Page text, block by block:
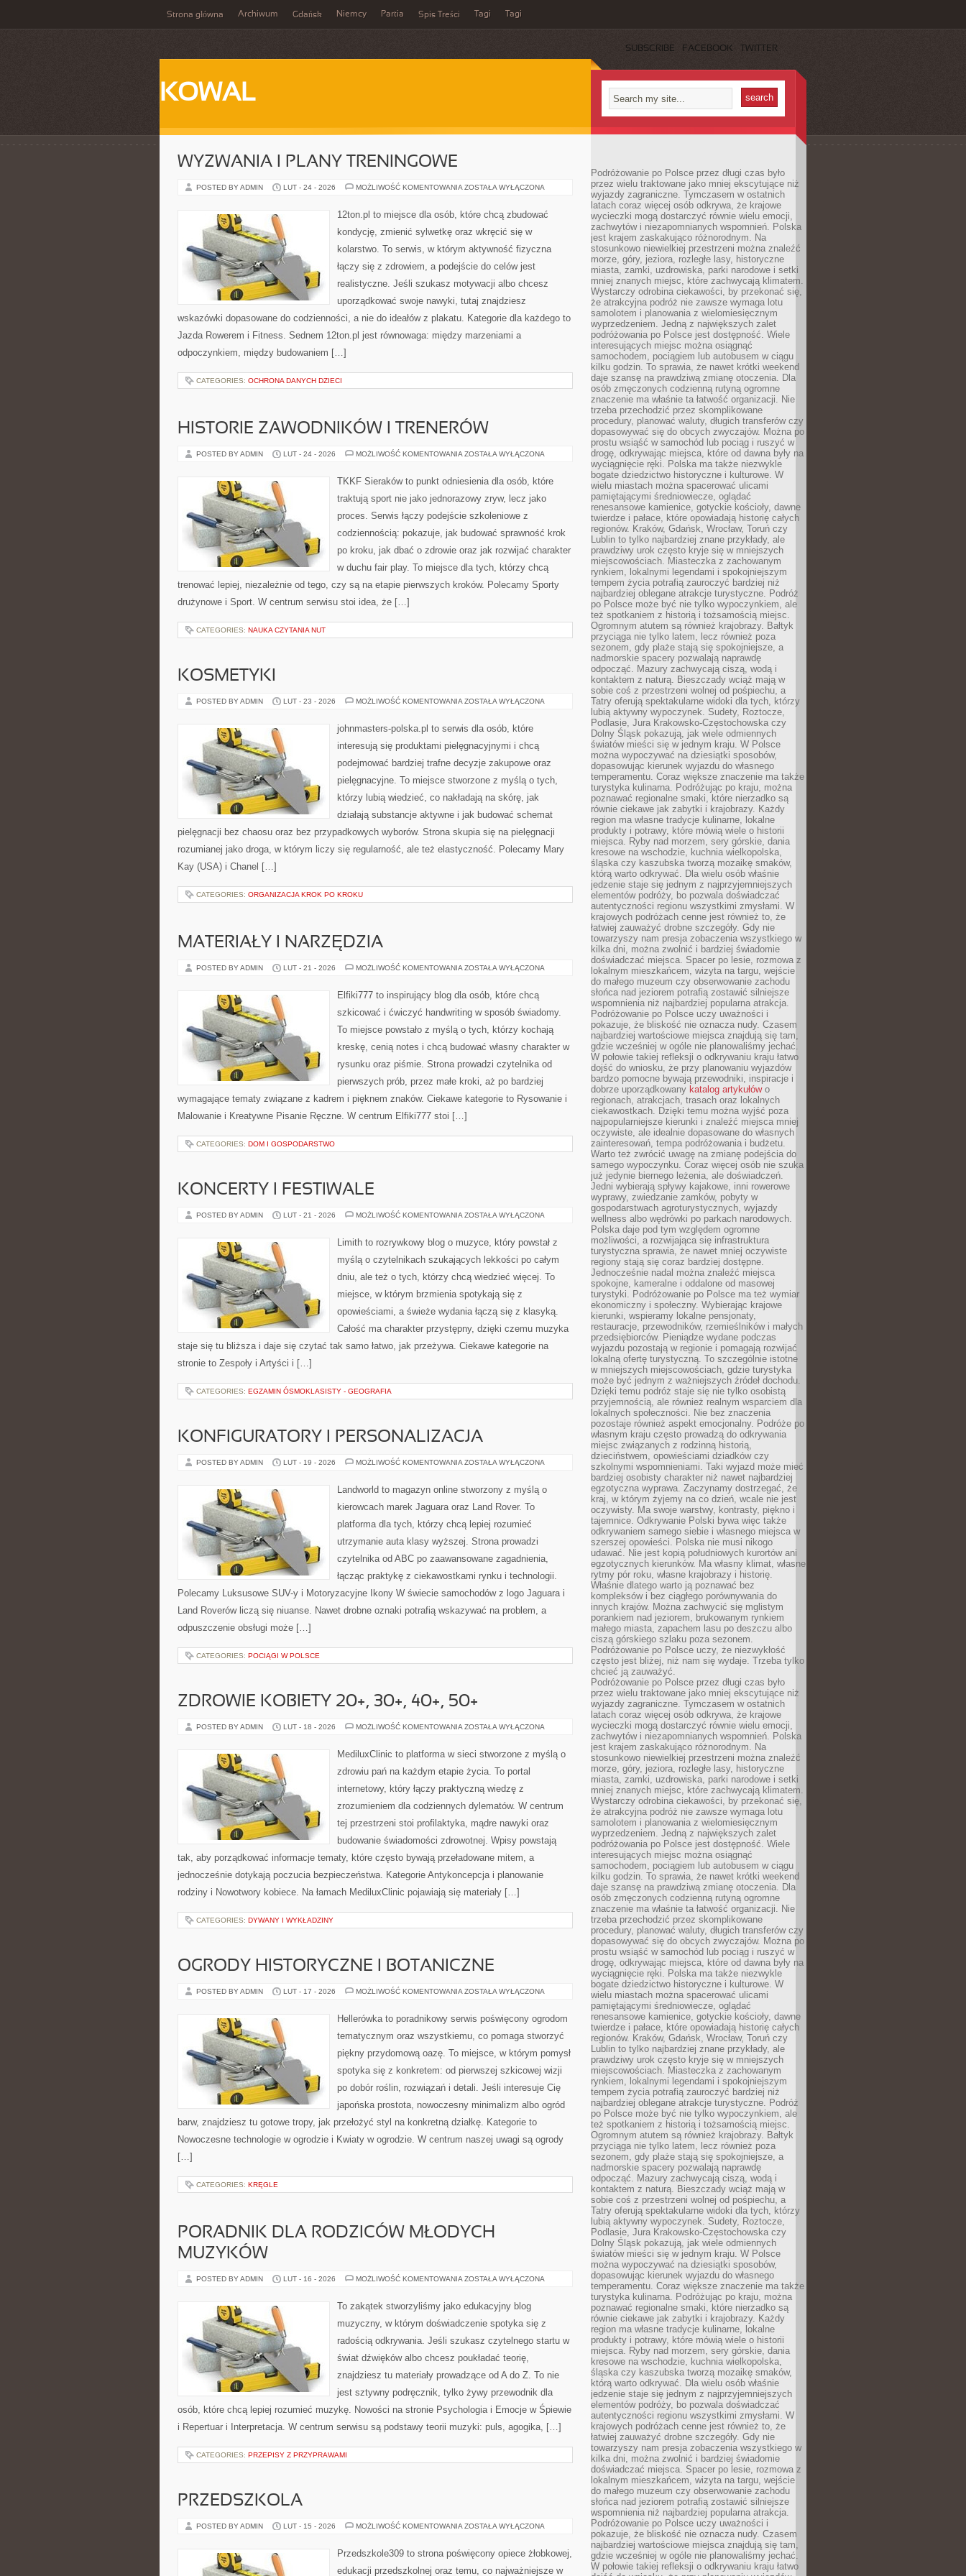
Strona główna Archiwum Gdańsk Niemcy Partia Spis Treści Tagi Tagi
SUBSCRIBE FACEBOOK TWITTER
KOWAL
WYZWANIA I PLANY TRENINGOWE
POSTED BY ADMIN LUT - 24 - 2026 MOŻLIWOŚĆ KOMENTOWANIA WYZWANIA
TRENINGOWE
ZOSTAŁA WYŁĄCZONA
12ton.pl to miejsce dla osób, które chcą zbudować
kondycję, zmienić sylwetkę oraz wkręcić się w
kolarstwo. To serwis, w którym aktywność fizyczna
łączy się z zdrowiem, a podejście do celów jest
realistyczne. Jeśli szukasz motywacji albo chcesz
uporządkować swoje nawyki, tutaj znajdziesz
wskazówki dopasowane do codzienności, a nie do ideałów z plakatu. Kategorie dla każdego to
Jazda Rowerem i Fitness. Sednem 12ton.pl jest równowaga: między marzeniami a
odpoczynkiem, między budowaniem […]
CATEGORIES: OCHRONA DANYCH DZIECI
HISTORIE ZAWODNIKÓW I TRENERÓW
POSTED BY ADMIN LUT - 24 - 2026 MOŻLIWOŚĆ KOMENTOWANIA HISTORIE
TRENERÓW
ZOSTAŁA WYŁĄCZONA
TKKF Sieraków to punkt odniesienia dla osób, które
traktują sport nie jako jednorazowy zryw, lecz jako
proces. Serwis łączy podejście szkoleniowe z
codziennością: pokazuje, jak budować sprawność krok
po kroku, jak dbać o zdrowie oraz jak rozwijać charakter
w duchu fair play. To miejsce dla tych, którzy chcą
trenować lepiej, niezależnie od tego, czy są na etapie pierwszych kroków. Polecamy Sporty
drużynowe i Sport. W centrum serwisu stoi idea, że […]
CATEGORIES: NAUKA CZYTANIA NUT
KOSMETYKI
POSTED BY ADMIN LUT - 23 - 2026 MOŻLIWOŚĆ KOMENTOWANIA KOSMETYKI
ZOSTAŁA WYŁĄCZONA
johnmasters-polska.pl to serwis dla osób, które
interesują się produktami pielęgnacyjnymi i chcą
podejmować bardziej trafne decyzje zakupowe oraz
pielęgnacyjne. To miejsce stworzone z myślą o tych,
którzy lubią wiedzieć, co nakładają na skórę, jak
działają substancje aktywne i jak budować schemat
pielęgnacji bez chaosu oraz bez przypadkowych wyborów. Strona skupia się na pielęgnacji
rozumianej jako droga, w którym liczy się regularność, ale też elastyczność. Polecamy Mary
Kay (USA) i Chanel […]
CATEGORIES: ORGANIZACJA KROK PO KROKU
MATERIAŁY I NARZĘDZIA
POSTED BY ADMIN LUT - 21 - 2026 MOŻLIWOŚĆ KOMENTOWANIA MATERIAŁY
ZOSTAŁA WYŁĄCZONA
Elfiki777 to inspirujący blog dla osób, które chcą
szkicować i ćwiczyć handwriting w sposób świadomy.
To miejsce powstało z myślą o tych, którzy kochają
kreskę, cenią notes i chcą budować własny charakter w
rysunku oraz piśmie. Strona prowadzi czytelnika od
pierwszych prób, przez małe kroki, aż po bardziej
wymagające tematy związane z kadrem i pięknem znaków. Ciekawe kategorie to Rysowanie i
Malowanie i Kreatywne Pisanie Ręczne. W centrum Elfiki777 stoi […]
CATEGORIES: DOM I GOSPODARSTWO
KONCERTY I FESTIWALE
POSTED BY ADMIN LUT - 21 - 2026 MOŻLIWOŚĆ KOMENTOWANIA KONCERTY
ZOSTAŁA WYŁĄCZONA
Limith to rozrywkowy blog o muzyce, który powstał z
myślą o czytelnikach szukających lekkości po całym
dniu, ale też o tych, którzy chcą wiedzieć więcej. To
miejsce, w którym brzmienia spotykają się z
opowieściami, a świeże wydania łączą się z klasyką.
Całość ma charakter przystępny, dzięki czemu muzyka
staje się tu bliższa i daje się czytać tak samo łatwo, jak przeżywa. Ciekawe kategorie na
stronie to Zespoły i Artyści i […]
CATEGORIES: EGZAMIN ÓSMOKLASISTY - GEOGRAFIA
KONFIGURATORY I PERSONALIZACJA
POSTED BY ADMIN LUT - 19 - 2026 MOŻLIWOŚĆ KOMENTOWANIA KONFIGURATORY
ZOSTAŁA WYŁĄCZONA
Landworld to magazyn online stworzony z myślą o
kierowcach marek Jaguara oraz Land Rover. To
platforma dla tych, którzy chcą lepiej rozumieć
utrzymanie auta klasy wyższej. Strona prowadzi
czytelnika od ABC po zaawansowane zagadnienia,
łącząc praktykę z ciekawostkami rynku i technologii.
Polecamy Luksusowe SUV-y i Motoryzacyjne Ikony W świecie samochodów z logo Jaguara i
Land Roverów liczą się niuanse. Nawet drobne oznaki potrafią wskazywać na problem, a
odpuszczenie obsługi może […]
CATEGORIES: POCIĄGI W POLSCE
ZDROWIE KOBIETY 20+, 30+, 40+, 50+
POSTED BY ADMIN LUT - 18 - 2026 MOŻLIWOŚĆ KOMENTOWANIA ZDROWIE
30+,
40+,
ZOSTAŁA WYŁĄCZONA
MediluxClinic to platforma w sieci stworzone z myślą o
zdrowiu pań na każdym etapie życia. To portal
internetowy, który łączy praktyczną wiedzę z
zrozumieniem dla codziennych dylematów. W centrum
tej przestrzeni stoi profilaktyka, mądre nawyki oraz
budowanie świadomości zdrowotnej. Wpisy powstają
tak, aby porządkować informacje tematy, które często bywają przeładowane mitem, a
jednocześnie dotykają poczucia bezpieczeństwa. Kategorie Antykoncepcja i planowanie
rodziny i Nowotwory kobiece. Na łamach MediluxClinic pojawiają się materiały […]
CATEGORIES: DYWANY I WYKŁADZINY
OGRODY HISTORYCZNE I BOTANICZNE
POSTED BY ADMIN LUT - 17 - 2026 MOŻLIWOŚĆ KOMENTOWANIA OGRODY
BOTANICZNE
ZOSTAŁA WYŁĄCZONA
Hellerówka to poradnikowy serwis poświęcony ogrodom
tematycznym oraz wszystkiemu, co pomaga stworzyć
piękny przydomową oazę. To miejsce, w którym pomysł
spotyka się z konkretem: od pierwszej szkicowej wizji
po dobór roślin, rozwiązań i detali. Jeśli interesuje Cię
japońska prostota, nowoczesny minimalizm albo ogród
barw, znajdziesz tu gotowe tropy, jak przełożyć styl na konkretną działkę. Kategorie to
Nowoczesne technologie w ogrodzie i Kwiaty w ogrodzie. W centrum naszej uwagi są ogrody
[…]
CATEGORIES: KRĘGLE
PORADNIK DLA RODZICÓW MŁODYCH
MUZYKÓW
POSTED BY ADMIN LUT - 16 - 2026 MOŻLIWOŚĆ KOMENTOWANIA PORADNIK
MŁODYCH
MUZYKÓW
ZOSTAŁA WYŁĄCZONA
To zakątek stworzyliśmy jako edukacyjny blog
muzyczny, w którym doświadczenie spotyka się z
radością odkrywania. Jeśli szukasz czytelnego startu w
świat dźwięków albo chcesz poukładać teorię,
znajdziesz tu materiały prowadzące od A do Z. To nie
jest sztywny podręcznik, tylko żywy przewodnik dla
osób, które chcą lepiej rozumieć muzykę. Nowości na stronie Psychologia i Emocje w Śpiewie
i Repertuar i Interpretacja. W centrum serwisu są podstawy teorii muzyki: puls, agogika, […]
CATEGORIES: PRZEPISY Z PRZYPRAWAMI
PRZEDSZKOLA
POSTED BY ADMIN LUT - 15 - 2026 MOŻLIWOŚĆ KOMENTOWANIA PRZEDSZKOLA
ZOSTAŁA WYŁĄCZONA
Przedszkole309 to strona poświęcony opiece żłobkowej,
edukacji przedszkolnej oraz temu, co najważniejsze w
Podróżowanie po Polsce przez długi czas było
przez wielu traktowane jako mniej ekscytujące niż
wyjazdy zagraniczne. Tymczasem w ostatnich
latach coraz więcej osób odkrywa, że krajowe
wycieczki mogą dostarczyć równie wielu emocji,
zachwytów i niezapomnianych wspomnień. Polska
jest krajem zaskakująco różnorodnym. Na
stosunkowo niewielkiej przestrzeni można znaleźć
morze, góry, jeziora, rozległe lasy, historyczne
miasta, zamki, uzdrowiska, parki narodowe i setki
mniej znanych miejsc, które zachwycają klimatem.
Wystarczy odrobina ciekawości, by przekonać się,
że atrakcyjna podróż nie zawsze wymaga lotu
samolotem i planowania z wielomiesięcznym
wyprzedzeniem. Jedną z największych zalet
podróżowania po Polsce jest dostępność. Wiele
interesujących miejsc można osiągnąć
samochodem, pociągiem lub autobusem w ciągu
kilku godzin. To sprawia, że nawet krótki weekend
daje szansę na prawdziwą zmianę otoczenia. Dla
osób zmęczonych codzienną rutyną ogromne
znaczenie ma właśnie ta łatwość organizacji. Nie
trzeba przechodzić przez skomplikowane
procedury, planować waluty, długich transferów czy
dopasowywać się do obcych zwyczajów. Można po
prostu wsiąść w samochód lub pociąg i ruszyć w
drogę, odkrywając miejsca, które od dawna były na
wyciągnięcie ręki. Polska ma także niezwykle
bogate dziedzictwo historyczne i kulturowe. W
wielu miastach można spacerować ulicami
pamiętającymi średniowiecze, oglądać
renesansowe kamienice, gotyckie kościoły, dawne
twierdze i pałace, które opowiadają historię całych
regionów. Kraków, Gdańsk, Wrocław, Toruń czy
Lublin to tylko najbardziej znane przykłady, ale
prawdziwy urok często kryje się w mniejszych
miejscowościach. Miasteczka z zachowanym
rynkiem, lokalnymi legendami i spokojniejszym
tempem życia potrafią zauroczyć bardziej niż
najbardziej oblegane atrakcje turystyczne. Podróż
po Polsce może być nie tylko wypoczynkiem, ale
też spotkaniem z historią i tożsamością miejsc.
Ogromnym atutem są również krajobrazy. Bałtyk
przyciąga nie tylko latem, lecz również poza
sezonem, gdy plaże stają się spokojniejsze, a
nadmorskie spacery pozwalają naprawdę
odpocząć. Mazury zachwycają ciszą, wodą i
kontaktem z naturą. Bieszczady wciąż mają w
sobie coś z przestrzeni wolnej od pośpiechu, a
Tatry oferują spektakularne widoki dla tych, którzy
lubią aktywny wypoczynek. Sudety, Roztocze,
Podlasie, Jura Krakowsko-Częstochowska czy
Dolny Śląsk pokazują, jak wiele odmiennych
światów mieści się w jednym kraju. W Polsce
można wypoczywać na dziesiątki sposobów,
dopasowując kierunek wyjazdu do własnego
temperamentu. Coraz większe znaczenie ma także
turystyka kulinarna. Podróżując po kraju, można
poznawać regionalne smaki, które nierzadko są
równie ciekawe jak zabytki i krajobrazy. Każdy
region ma własne tradycje kulinarne, lokalne
produkty i potrawy, które mówią wiele o historii
miejsca. Ryby nad morzem, sery górskie, dania
kresowe na wschodzie, kuchnia wielkopolska,
śląska czy kaszubska tworzą mozaikę smaków,
którą warto odkrywać. Dla wielu osób właśnie
jedzenie staje się jednym z najprzyjemniejszych
elementów podróży, bo pozwala doświadczać
autentyczności regionu wszystkimi zmysłami. W
krajowych podróżach cenne jest również to, że
łatwiej zauważyć drobne szczegóły. Gdy nie
towarzyszy nam presja zobaczenia wszystkiego w
kilka dni, można zwolnić i bardziej świadomie
doświadczać miejsca. Spacer po lesie, rozmowa z
lokalnym mieszkańcem, wizyta na targu, wejście
do małego muzeum czy obserwowanie zachodu
słońca nad jeziorem potrafią zostawić silniejsze
wspomnienia niż najbardziej popularna atrakcja.
Podróżowanie po Polsce uczy uważności i
pokazuje, że bliskość nie oznacza nudy. Czasem
najbardziej wartościowe miejsca znajdują się tam,
gdzie wcześniej w ogóle nie planowaliśmy jechać.
W połowie takiej refleksji o odkrywaniu kraju łatwo
dojść do wniosku, że przy planowaniu wyjazdów
bardzo pomocne bywają przewodniki, inspiracje i
dobrze uporządkowany katalog artykułówo
regionach, atrakcjach, trasach oraz lokalnych
ciekawostkach. Dzięki temu można wyjść poza
najpopularniejsze kierunki i znaleźć miejsca mniej
oczywiste, ale idealnie dopasowane do własnych
zainteresowań, tempa podróżowania i budżetu.
Warto też zwrócić uwagę na zmianę podejścia do
samego wypoczynku. Coraz więcej osób nie szuka
już jedynie biernego leżenia, ale doświadczeń.
Jedni wybierają spływy kajakowe, inni rowerowe
wyprawy, zwiedzanie zamków, pobyty w
gospodarstwach agroturystycznych, wyjazdy
wellness albo wędrówki po parkach narodowych.
Polska daje pod tym względem ogromne
możliwości, a rozwijająca się infrastruktura
turystyczna sprawia, że nawet mniej oczywiste
regiony stają się coraz bardziej dostępne.
Jednocześnie nadal można znaleźć miejsca
spokojne, kameralne i oddalone od masowej
turystyki. Podróżowanie po Polsce ma też wymiar
ekonomiczny i społeczny. Wybierając krajowe
kierunki, wspieramy lokalne pensjonaty,
restauracje, przewodników, rzemieślników i małych
przedsiębiorców. Pieniądze wydane podczas
wyjazdu pozostają w regionie i pomagają rozwijać
lokalną ofertę turystyczną. To szczególnie istotne
w mniejszych miejscowościach, gdzie turystyka
może być jednym z ważniejszych źródeł dochodu.
Dzięki temu podróż staje się nie tylko osobistą
przyjemnością, ale również realnym wsparciem dla
lokalnych społeczności. Nie bez znaczenia
pozostaje również aspekt emocjonalny. Podróże po
własnym kraju często prowadzą do odkrywania
miejsc związanych z rodzinną historią,
dzieciństwem, opowieściami dziadków czy
szkolnymi wspomnieniami. Taki wyjazd może mieć
bardziej osobisty charakter niż nawet najbardziej
egzotyczna wyprawa. Zaczynamy dostrzegać, że
kraj, w którym żyjemy na co dzień, wcale nie jest
oczywisty. Ma swoje warstwy, kontrasty, piękno i
tajemnice. Odkrywanie Polski bywa więc także
odkrywaniem samego siebie i własnego miejsca w
szerszej opowieści. Polska nie musi nikogo
udawać. Nie jest kopią południowych kurortów ani
egzotycznych kierunków. Ma własny klimat, własne
rytmy pór roku, własne krajobrazy i historię.
Właśnie dlatego warto ją poznawać bez
kompleksów i bez ciągłego porównywania do
innych krajów. Można zachwycić się mglistym
porankiem nad jeziorem, brukowanym rynkiem
małego miasta, zapachem lasu po deszczu albo
ciszą górskiego szlaku poza sezonem.
Podróżowanie po Polsce uczy, że niezwykłość
często jest bliżej, niż nam się wydaje. Trzeba tylko
chcieć ją zauważyć.
Podróżowanie po Polsce przez długi czas było
przez wielu traktowane jako mniej ekscytujące niż
wyjazdy zagraniczne. Tymczasem w ostatnich
latach coraz więcej osób odkrywa, że krajowe
wycieczki mogą dostarczyć równie wielu emocji,
zachwytów i niezapomnianych wspomnień. Polska
jest krajem zaskakująco różnorodnym. Na
stosunkowo niewielkiej przestrzeni można znaleźć
morze, góry, jeziora, rozległe lasy, historyczne
miasta, zamki, uzdrowiska, parki narodowe i setki
mniej znanych miejsc, które zachwycają klimatem.
Wystarczy odrobina ciekawości, by przekonać się,
że atrakcyjna podróż nie zawsze wymaga lotu
samolotem i planowania z wielomiesięcznym
wyprzedzeniem. Jedną z największych zalet
podróżowania po Polsce jest dostępność. Wiele
interesujących miejsc można osiągnąć
samochodem, pociągiem lub autobusem w ciągu
kilku godzin. To sprawia, że nawet krótki weekend
daje szansę na prawdziwą zmianę otoczenia. Dla
osób zmęczonych codzienną rutyną ogromne
znaczenie ma właśnie ta łatwość organizacji. Nie
trzeba przechodzić przez skomplikowane
procedury, planować waluty, długich transferów czy
dopasowywać się do obcych zwyczajów. Można po
prostu wsiąść w samochód lub pociąg i ruszyć w
drogę, odkrywając miejsca, które od dawna były na
wyciągnięcie ręki. Polska ma także niezwykle
bogate dziedzictwo historyczne i kulturowe. W
wielu miastach można spacerować ulicami
pamiętającymi średniowiecze, oglądać
renesansowe kamienice, gotyckie kościoły, dawne
twierdze i pałace, które opowiadają historię całych
regionów. Kraków, Gdańsk, Wrocław, Toruń czy
Lublin to tylko najbardziej znane przykłady, ale
prawdziwy urok często kryje się w mniejszych
miejscowościach. Miasteczka z zachowanym
rynkiem, lokalnymi legendami i spokojniejszym
tempem życia potrafią zauroczyć bardziej niż
najbardziej oblegane atrakcje turystyczne. Podróż
po Polsce może być nie tylko wypoczynkiem, ale
też spotkaniem z historią i tożsamością miejsc.
Ogromnym atutem są również krajobrazy. Bałtyk
przyciąga nie tylko latem, lecz również poza
sezonem, gdy plaże stają się spokojniejsze, a
nadmorskie spacery pozwalają naprawdę
odpocząć. Mazury zachwycają ciszą, wodą i
kontaktem z naturą. Bieszczady wciąż mają w
sobie coś z przestrzeni wolnej od pośpiechu, a
Tatry oferują spektakularne widoki dla tych, którzy
lubią aktywny wypoczynek. Sudety, Roztocze,
Podlasie, Jura Krakowsko-Częstochowska czy
Dolny Śląsk pokazują, jak wiele odmiennych
światów mieści się w jednym kraju. W Polsce
można wypoczywać na dziesiątki sposobów,
dopasowując kierunek wyjazdu do własnego
temperamentu. Coraz większe znaczenie ma także
turystyka kulinarna. Podróżując po kraju, można
poznawać regionalne smaki, które nierzadko są
równie ciekawe jak zabytki i krajobrazy. Każdy
region ma własne tradycje kulinarne, lokalne
produkty i potrawy, które mówią wiele o historii
miejsca. Ryby nad morzem, sery górskie, dania
kresowe na wschodzie, kuchnia wielkopolska,
śląska czy kaszubska tworzą mozaikę smaków,
którą warto odkrywać. Dla wielu osób właśnie
jedzenie staje się jednym z najprzyjemniejszych
elementów podróży, bo pozwala doświadczać
autentyczności regionu wszystkimi zmysłami. W
krajowych podróżach cenne jest również to, że
łatwiej zauważyć drobne szczegóły. Gdy nie
towarzyszy nam presja zobaczenia wszystkiego w
kilka dni, można zwolnić i bardziej świadomie
doświadczać miejsca. Spacer po lesie, rozmowa z
lokalnym mieszkańcem, wizyta na targu, wejście
do małego muzeum czy obserwowanie zachodu
słońca nad jeziorem potrafią zostawić silniejsze
wspomnienia niż najbardziej popularna atrakcja.
Podróżowanie po Polsce uczy uważności i
pokazuje, że bliskość nie oznacza nudy. Czasem
najbardziej wartościowe miejsca znajdują się tam,
gdzie wcześniej w ogóle nie planowaliśmy jechać.
W połowie takiej refleksji o odkrywaniu kraju łatwo